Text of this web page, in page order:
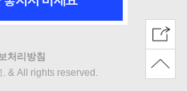
처리방침
& All rights reserved.